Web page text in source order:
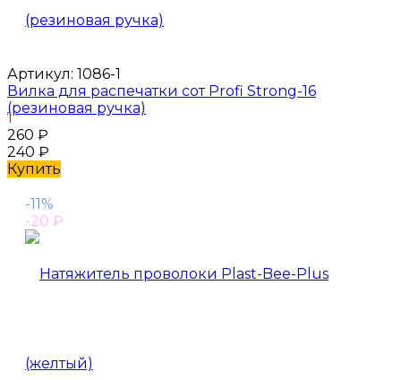
Артикул: 1086-1
Вилка для распечатки сот Profi Strong-16
(резиновая ручка)
1
260 ₽
240 ₽
Купить
-11%
-20 ₽